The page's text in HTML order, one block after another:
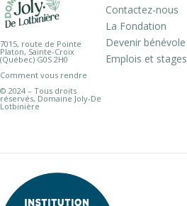
7015, route de Pointe
Platon, Sainte-Croix
(Québec) G0S 2H0
Comment vous rendre
© 2024 – Tous droits
réservés, Domaine Joly-De
Lotbinière
Contactez-nous
La Fondation
Devenir bénévole
Emplois et stages